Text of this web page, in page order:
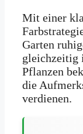
Mit einer
Garten
gleichzeitig
Pflanzen
die
verdienen.